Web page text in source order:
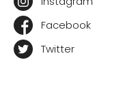
Facebook
Twitter